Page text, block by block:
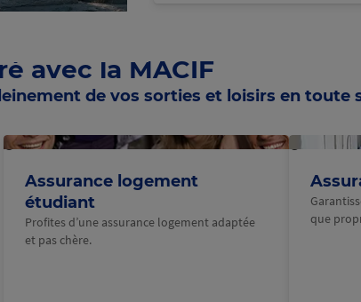
avec la MACIF
de vos sorties et loisirs en toute
Assurance logement
étudiant
Profites d’une assurance logement adaptée
et pas chère.
@Macif
que
@Macif